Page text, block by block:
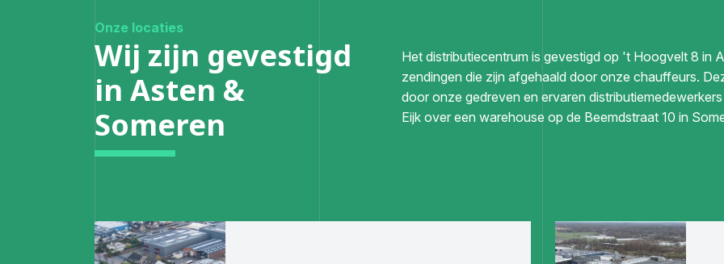
Onze locaties
Wij zijn gevestigd
in Asten &
Someren
Het distributiecentrum is gevestigd op 't Hoogvelt 8 in
zendingen die zijn afgehaald door onze chauffeurs.
door onze gedreven en ervaren
Eijk over een warehouse op de Beemdstraat 10 in